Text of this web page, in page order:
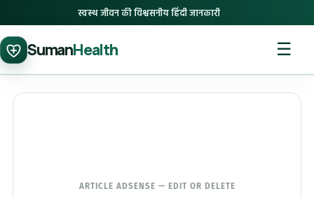
स्वस्थ जीवन की विश्वसनीय हिंदी जानकारी
SumanHealth ☰
ARTICLE ADSENSE — EDIT OR DELETE